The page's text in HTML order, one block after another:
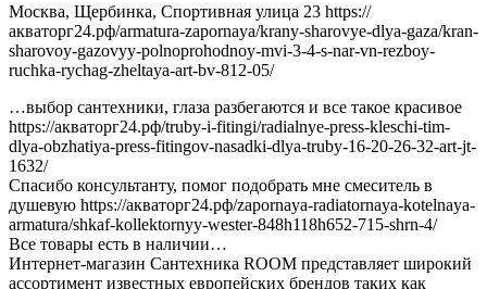
Москва, Щербинка, Спортивная улица 23 https://
акваторг24.рф/armatura-zapornaya/krany-sharovye-dlya-gaza/kran-
sharovoy-gazovyy-polnoprohodnoy-mvi-3-4-s-nar-vn-rezboy-
ruchka-rychag-zheltaya-art-bv-812-05/
…выбор сантехники, глаза разбегаются и все такое красивое
https://акваторг24.рф/truby-i-fitingi/radialnye-press-kleschi-tim-
dlya-obzhatiya-press-fitingov-nasadki-dlya-truby-16-20-26-32-art-jt-
1632/
Спасибо консультанту, помог подобрать мне смеситель в
душевую https://акваторг24.рф/zapornaya-radiatornaya-kotelnaya-
armatura/shkaf-kollektornyy-wester-848h118h652-715-shrn-4/
Все товары есть в наличии…
Интернет-магазин Сантехника ROOM представляет широкий
ассортимент известных европейских брендов таких как